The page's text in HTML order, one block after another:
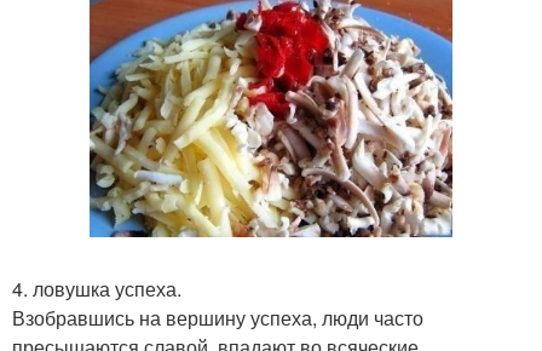
4. ловушка успеха.
Взобравшись на вершину успеха, люди часто